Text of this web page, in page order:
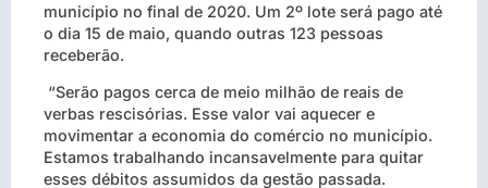
município no final de 2020. Um 2º lote será pago até
o dia 15 de maio, quando outras 123 pessoas
receberão.
“Serão pagos cerca de meio milhão de reais de
verbas rescisórias. Esse valor vai aquecer e
movimentar a economia do comércio no município.
Estamos trabalhando incansavelmente para quitar
esses débitos assumidos da gestão passada.